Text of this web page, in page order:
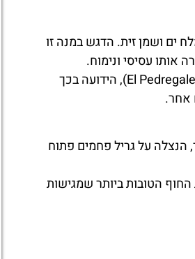
ים ושמן זית. הדגש במנה זו
אותו עסיסי ונימוח.
, מסעדה על חוף הים באזור אל פדרגלחו (El Pedregalejo), הידועה בכך
אחר.
הנצלה על גריל פחמים פתוח
הטובות ביותר שמגישות